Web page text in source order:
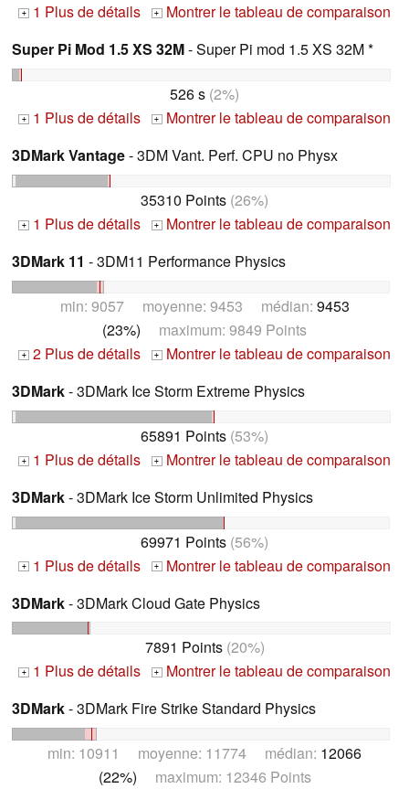
+ 1 Plus de détails + Montrer le tableau de comparaison
Super Pi Mod 1.5 XS 32M- Super Pi mod 1.5 XS 32M *
526 s (2%)
+ 1 Plus de détails + Montrer le tableau de comparaison
3DMark Vantage- 3DM Vant. Perf. CPU no Physx
35310 Points (26%)
+ 1 Plus de détails + Montrer le tableau de comparaison
3DMark 11 - 3DM11 Performance Physics
min: 9057 moyenne: 9453 médian: 9453
(23%) maximum: 9849 Points
+ 2 Plus de détails + Montrer le tableau de comparaison
3DMark- 3DMark Ice Storm Extreme Physics
65891 Points (53%)
+ 1 Plus de détails + Montrer le tableau de comparaison
3DMark- 3DMark Ice Storm Unlimited Physics
69971 Points (56%)
+ 1 Plus de détails + Montrer le tableau de comparaison
3DMark- 3DMark Cloud Gate Physics
7891 Points(20%)
+ 1 Plus de détails + Montrer le tableau de comparaison
3DMark- 3DMark Fire Strike Standard Physics
min: 10911 moyenne: 11774 médian: 12066
(22%) maximum: 12346 Points